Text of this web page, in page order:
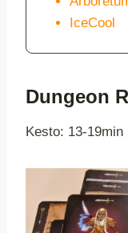
IceCool
Dungeon
Kesto: 13-